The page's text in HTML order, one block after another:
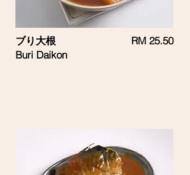
ブり大根
RM 25.50
Buri Daikon